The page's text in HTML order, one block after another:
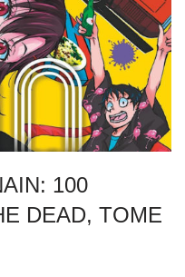
100
DEAD, TOME